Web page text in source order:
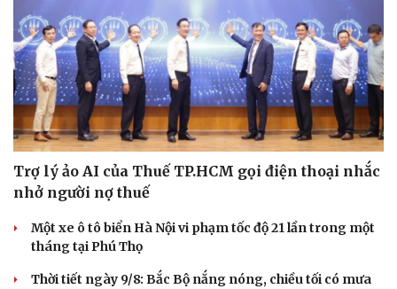
Trợ lý ảo AI của Thuế TP.HCM gọi điện thoại nhắc
nhở người nợ thuế
Một xe ô tô biển Hà Nội vi phạm tốc độ 21 lần trong một
tháng tại Phú Thọ
Thời tiết ngày 9/8: Bắc Bộ nắng nóng, chiều tối có mưa